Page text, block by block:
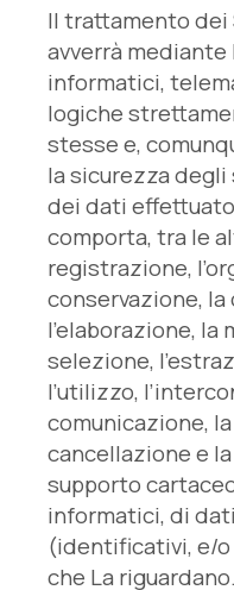
Il trattamento dei
avverrà
informatici,
logiche
stesse e,
la sicurezza
dei dati
comporta, tra le
registrazione,
conservazione,
l’elaborazione, la
selezione,
l’utilizzo,
comunicazione,
cancellazione e
supporto
informatici, di
(identificativi, e/
che La riguardano.